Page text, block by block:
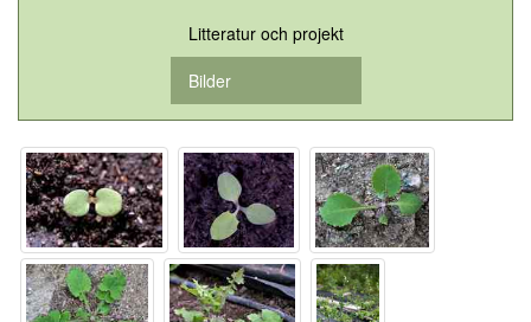
Litteratur och projekt
Bilder